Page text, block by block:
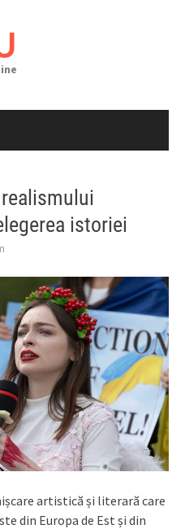
istoriei
artistică și literară care
din Europa de Est și din